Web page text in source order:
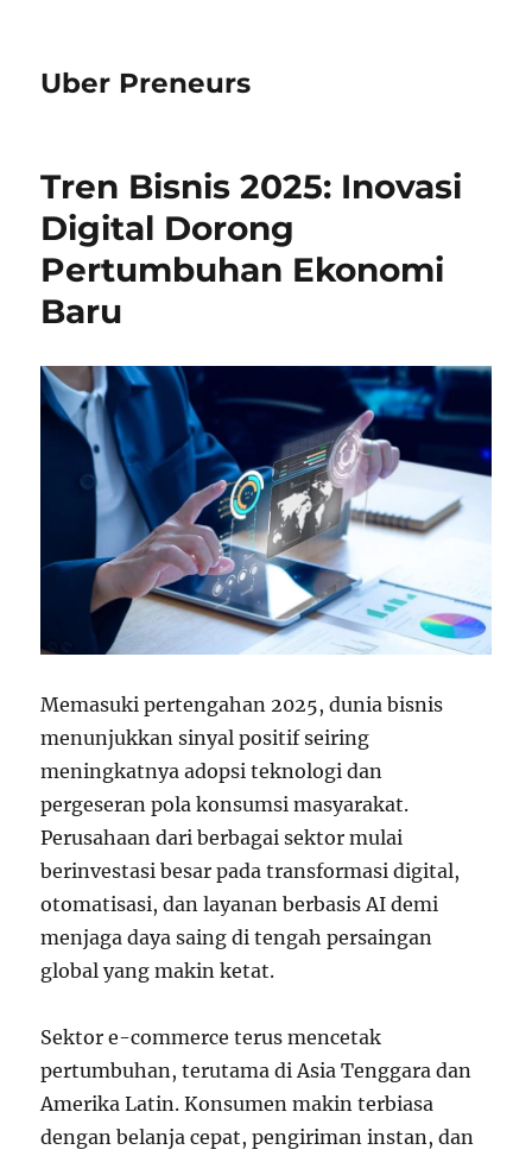
Uber Preneurs
Tren Bisnis 2025: Inovasi
Digital Dorong
Pertumbuhan Ekonomi
Baru
Memasuki pertengahan 2025, dunia bisnis
menunjukkan sinyal positif seiring
meningkatnya adopsi teknologi dan
pergeseran pola konsumsi masyarakat.
Perusahaan dari berbagai sektor mulai
berinvestasi besar pada transformasi digital,
otomatisasi, dan layanan berbasis AI demi
menjaga daya saing di tengah persaingan
global yang makin ketat.
Sektor e-commerce terus mencetak
pertumbuhan, terutama di Asia Tenggara dan
Amerika Latin. Konsumen makin terbiasa
dengan belanja cepat, pengiriman instan, dan